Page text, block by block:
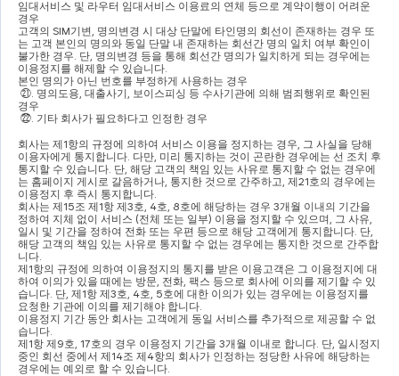
임대서비스 및 라우터 임대서비스 이용료의 연체 등으로 계약이행이 어려운
경우
고객의 SIM기변 명의변경 시 대상 단말에 타인명의 회선이 존재하는 경우 또
는 고객 본인의 명의와 동일 단말 내 존재하는 회선간 명의 일치 여부 확인이
불가한 경우 단 명의변경 등을 통해 회선간 명의가 일치하게 되는 경우에는
이용정지를 해제할 수 있습니다
본인 명의가 아닌 번호를 부정하게 사용하는 경우
㉑ 명의도용 대출사기
보이스피싱 등 수사기관에 의해 범죄행위로 확인된
경우
㉒ 기타 회사가 필요하다고 인정한 경우
회사는 제1항의 규정에 의하여 서비스 이용을 정지하는 경우
그 사실을 당해
이용자에게 통지합니다 다만 미리 통지하는 것이 곤란한 경우에는 선 조치 후
통지할 수 있습니다 단 해당 고객의 책임 있는 사유로 통지할 수 없는 경우에
는 홈페이지 게시로 갈음하거나 통지한 것으로 간주하고 제21호의 경우에는
이용정지 후 즉시 통지합니다
회사는 제15조 제1항 제3호 , 4호 , 8호에 해당하는 경우 3개월 이내의 기간을
정하여 지체 없이 서비스 (전체 또는 일부) 이용을 정지할 수 있으며 그 사유
일시 및 기간을 정하여 전화 또는 우편 등으로 해당 고객에게 통지합니다 단
해당 고객의 책임 있는 사유로 통지할 수 없는 경우에는 통지한 것으로 간주합
니다
제1항의 규정에 의하여 이용정지의 통지를 받은 이용고객은 그 이용정지에 대
하여 이의가 있을 때에는 방문 전화 팩스 등으로 회사에 이의를 제기할 수 있
습니다 단 제1항 제3호 , 4호 , 5호에 대한 이의가 있는 경우에는 이용정지를
요청한 기관에 이의를 제기해야 합니다
이용정지 기간 동안 회사는 고객에게 동일 서비스를 추가적으로 제공할 수 없
습니다
제1항 제9호 , 17호의 경우 이용정지 기간을 3개월 이내로 합니다 단 일시정지
중인 회선 중에서 제14조 제4항의 회사가 인정하는 정당한 사유에 해당하는
경우에는 예외로 할 수 있습니다